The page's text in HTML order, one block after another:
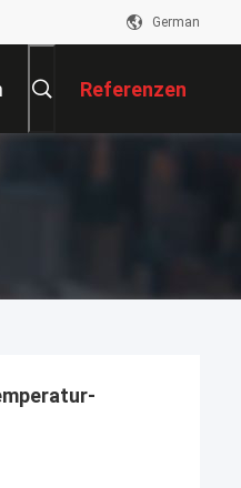
German
Referenzen